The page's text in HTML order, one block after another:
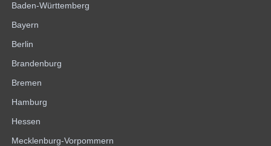
Baden-Württemberg
Bayern
Berlin
Brandenburg
Bremen
Hamburg
Hessen
Mecklenburg-Vorpommern